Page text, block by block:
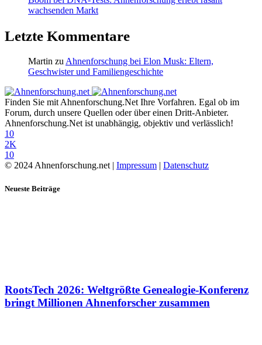
wachsenden Markt
Letzte Kommentare
Martin zu Ahnenforschung bei Elon Musk: Eltern,
Geschwister und Familiengeschichte
Finden Sie mit Ahnenforschung.Net Ihre Vorfahren. Egal ob im
Forum, durch unsere Quellen oder über einen Dritt-Anbieter.
Ahnenforschung.Net ist unabhängig, objektiv und verlässlich!
10
2K
10
© 2024 Ahnenforschung.net | Impressum | Datenschutz
Neueste Beiträge
RootsTech 2026: Weltgrößte Genealogie-Konferenz
bringt Millionen Ahnenforscher zusammen